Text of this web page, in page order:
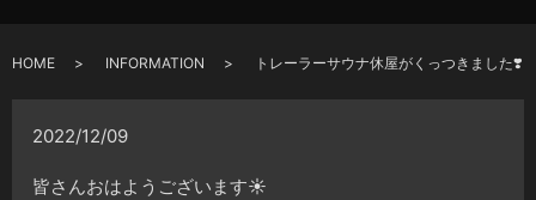
HOME INFORMATION トレーラーサウナ休屋がくっつきました❣️
2022/12/09
皆さんおはようございます☀